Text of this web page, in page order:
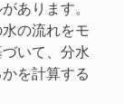
あります。
の流れをモ
いて、分水
を計算する